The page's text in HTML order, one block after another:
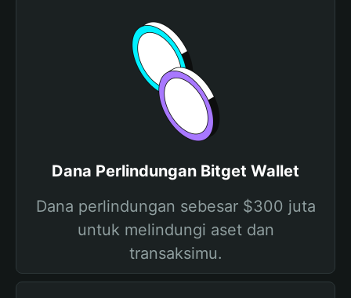
Dana Perlindungan Bitget Wallet
Dana perlindungan sebesar $300 juta
untuk melindungi aset dan
transaksimu.